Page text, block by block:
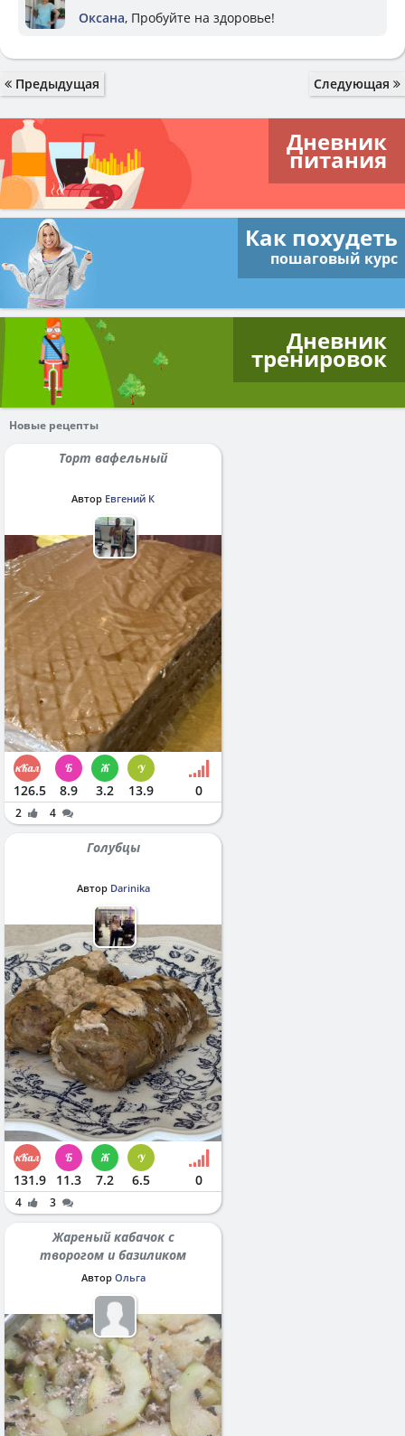
Оксана, Пробуйте на здоровье!
Предыдущая Следующая
Дневник
питания
Как похудеть
пошаговый курс
Дневник
тренировок
Новые рецепты
Торт вафельный
Автор Евгений К
126.5 8.9 3.2 13.9 0
2 4
Голубцы
Автор Darinika
131.9 11.3 7.2 6.5 0
4 3
Жареный кабачок с
творогом и базиликом
Автор Ольга